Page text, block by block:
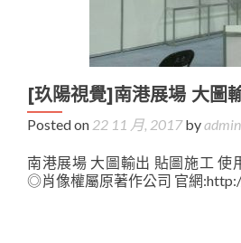
[玖陽視覺]南港展場 大圖
Posted on 22 11 月, 2017byadmin
南港展場 大圖輸出 貼圖施工 使
◎肖像權屬原著作公司 官網